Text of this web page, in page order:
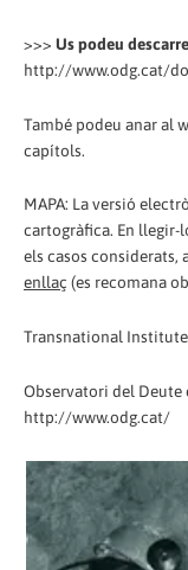
>>> Us podeu
http://www.odg.cat/
També podeu anar al
capítols.
MAPA: La versió
cartogràfica. En llegir-
els casos considerats,
enllaç (es recomana
Transnational
Observatori del Deute
http://www.odg.cat/